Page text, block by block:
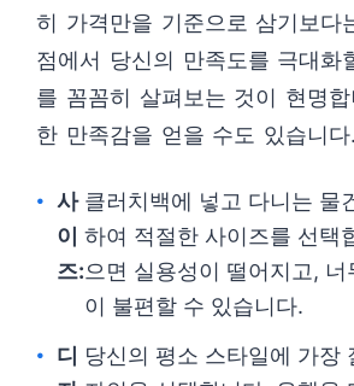
히 가격만을 기준으로 삼기보다
점에서 당신의 만족도를 극대화
를 꼼꼼히 살펴보는 것이 현명
한 만족감을 얻을 수도 있습니다.
사
이
즈:
클러치백에 넣고 다니는 물
하여 적절한 사이즈를 선택
으면 실용성이 떨어지고, 너
이 불편할 수 있습니다.
디 당신의 평소 스타일에 가장